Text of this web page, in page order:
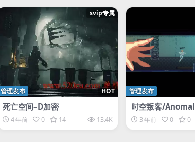
svip专属
HOT
管理发布
死亡空间–D加密
4 年前 0 14 13.4K
管理发布
时空叛客/
3 年前 0 0